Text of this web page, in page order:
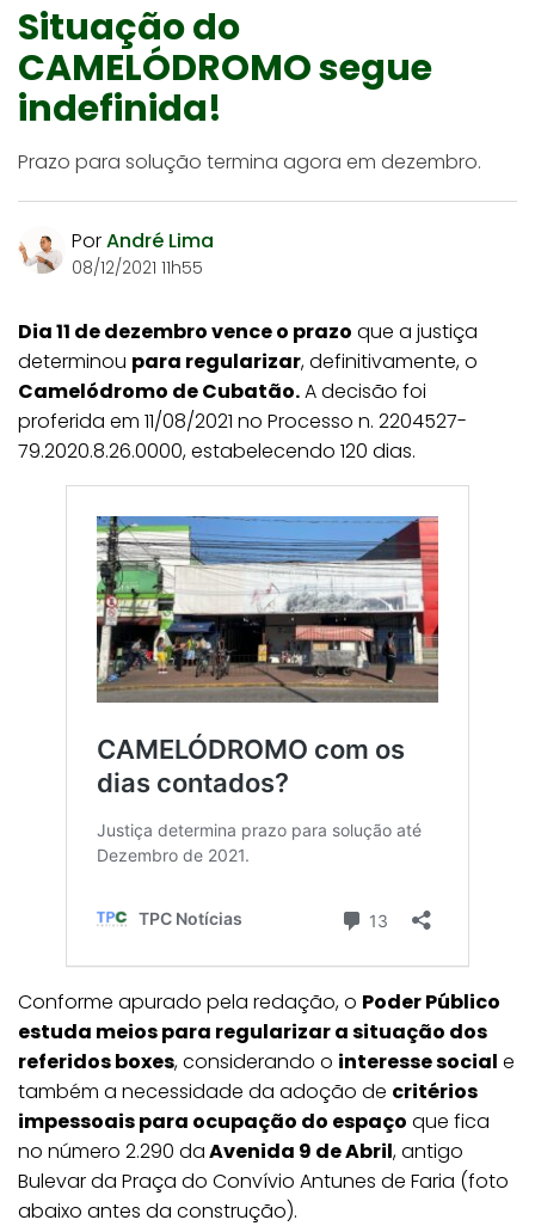
Situação do
CAMELÓDROMO segue
indefinida!
Prazo para solução termina agora em dezembro.
PorAndré Lima
08/12/2021 11h55
Dia 11 de dezembro vence o prazo que a justiça
determinou para regularizar, definitivamente, o
Camelódromo de Cubatão.A decisão foi
proferida em 11/08/2021 no Processo n. 2204527-
79.2020.8.26.0000, estabelecendo 120 dias.
Conforme apurado pela redação, o Poder Público
estuda meios para regularizar a situação dos
referidos boxes, considerando o interesse social e
também a necessidade da adoção de critérios
impessoais para ocupação do espaço que fica
no número 2.290 daAvenida 9 de Abril, antigo
Bulevar da Praça do Convívio Antunes de Faria (foto
abaixo antes da construção).